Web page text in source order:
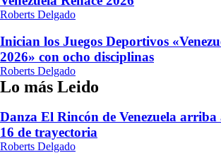
Roberts Delgado
Inician los Juegos Deportivos
2026» con ocho disciplinas
Roberts Delgado
Lo más Leido
Danza El Rincón de Venezuela arriba
16 de trayectoria
Roberts Delgado